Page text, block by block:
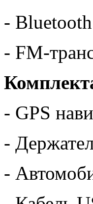
- Bluetooth
- FM-
- GPS
-
-